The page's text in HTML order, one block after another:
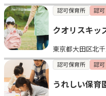
認可保育所 認可
クオリスキッ
東京都大田区北
認可保育所 認可
うれしい保育